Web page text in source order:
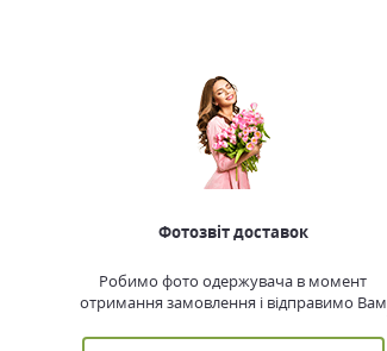
Фотозвіт доставок
Робимо фото одержувача в момент
отримання замовлення і відправимо Вам